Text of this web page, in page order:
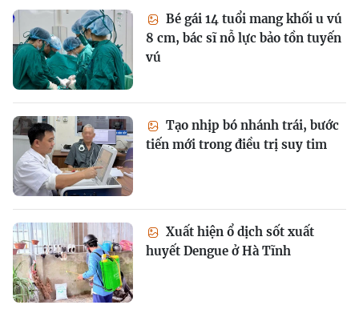
Bé gái 14 tuổi mang khối u vú
8 cm, bác sĩ nỗ lực bảo tồn tuyến
vú
Tạo nhịp bó nhánh trái, bước
tiến mới trong điều trị suy tim
Xuất hiện ổ dịch sốt xuất
huyết Dengue ở Hà Tĩnh